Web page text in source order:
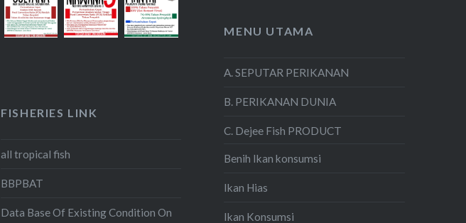
MENU UTAMA
A. SEPUTAR PERIKANAN
B. PERIKANAN DUNIA
C. Dejee Fish PRODUCT
Benih Ikan konsumsi
Ikan Hias
Ikan Konsumsi
FISHERIES LINK
all tropical fish
BBPBAT
Data Base Of Existing Condition On